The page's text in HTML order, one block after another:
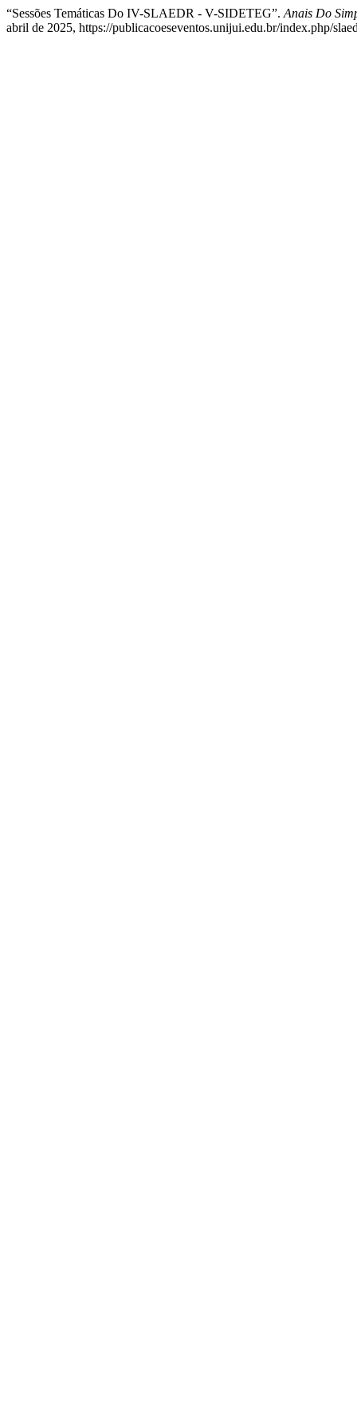
“Sessões Temáticas Do IV-SLAEDR - V-SIDETEG”. Anais Do
abril de 2025, https://publicacoeseventos.unijui.edu.br/index.php/